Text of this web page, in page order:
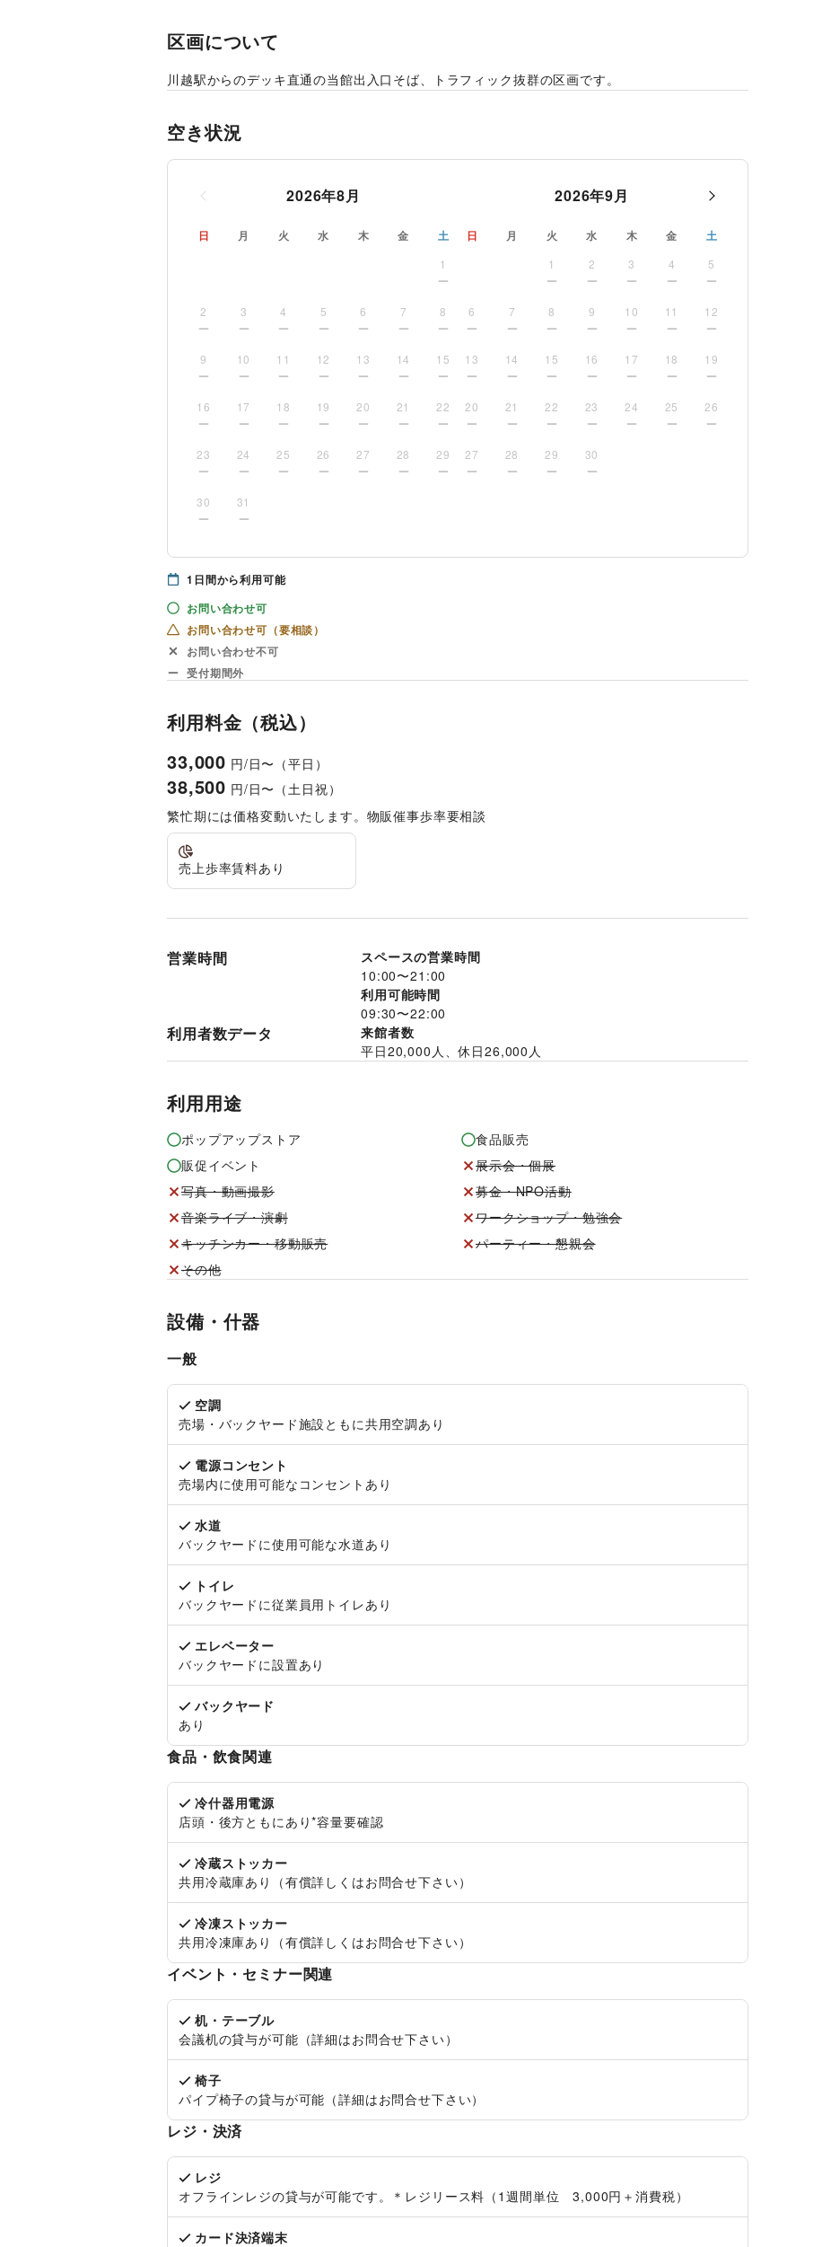
区画について
川越駅からのデッキ直通の当館出入口そば、トラフィック抜群の区画です。
空き状況
2026年8月
日 月 火 水 木 金 土
1
2 3 4 5 6 7 8
9 10 11 12 13 14 15
16 17 18 19 20 21 22
23 24 25 26 27 28 29
30 31
2026年9月
日 月 火 水 木 金 土
1 2 3 4 5
6 7 8 9 10 11 12
13 14 15 16 17 18 19
20 21 22 23 24 25 26
27 28 29 30
1 日間から利用可能
お問い合わせ可
お問い合わせ可（要相談）
お問い合わせ不可
受付期間外
利用料金（税込）
33,000 円/日〜（平日）
38,500 円/日〜（土日祝）
繁忙期には価格変動いたします。物販催事歩率要相談
売上歩率賃料あり
営業時間
スペースの営業時間
10:00〜21:00
利用可能時間
09:30〜22:00
利用者数データ
来館者数
平日20,000 人、休日26,000 人
利用用途
ポップアップストア
食品販売
販促イベント
展示会・個展
写真・動画撮影
募金・NPO活動
音楽ライブ・演劇
ワークショップ・勉強会
キッチンカー・移動販売
パーティー・懇親会
その他
設備・什器
一般
空調
売場・バックヤード施設ともに共用空調あり
電源コンセント
売場内に使用可能なコンセントあり
水道
バックヤードに使用可能な水道あり
トイレ
バックヤードに従業員用トイレあり
エレベーター
バックヤードに設置あり
バックヤード
あり
食品・飲食関連
冷什器用電源
店頭・後方ともにあり*容量要確認
冷蔵ストッカー
共用冷蔵庫あり（有償詳しくはお問合せ下さい）
冷凍ストッカー
共用冷凍庫あり（有償詳しくはお問合せ下さい）
イベント・セミナー関連
机・テーブル
会議机の貸与が可能（詳細はお問合せ下さい）
椅子
パイプ椅子の貸与が可能（詳細はお問合せ下さい）
レジ・決済
レジ
オフラインレジの貸与が可能です。＊レジリース料（1週間単位 3,000円＋消費税）
カード決済端末